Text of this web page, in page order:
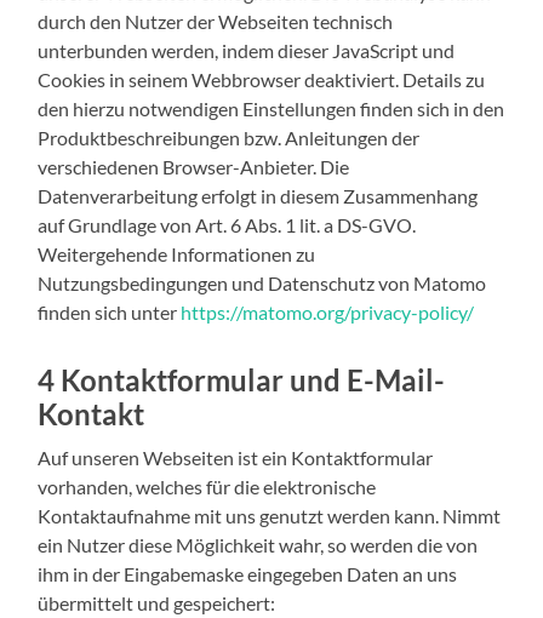
durch den Nutzer der Webseiten technisch
unterbunden werden, indem dieser JavaScript und
Cookies in seinem Webbrowser deaktiviert. Details zu
den hierzu notwendigen Einstellungen finden sich in den
Produktbeschreibungen bzw. Anleitungen der
verschiedenen Browser-Anbieter. Die
Datenverarbeitung erfolgt in diesem Zusammenhang
auf Grundlage von Art. 6 Abs. 1 lit. a DS-GVO.
Weitergehende Informationen zu
Nutzungsbedingungen und Datenschutz von Matomo
finden sich unter https://matomo.org/privacy-policy/
4 Kontaktformular und E-Mail-
Kontakt
Auf unseren Webseiten ist ein Kontaktformular
vorhanden, welches für die elektronische
Kontaktaufnahme mit uns genutzt werden kann. Nimmt
ein Nutzer diese Möglichkeit wahr, so werden die von
ihm in der Eingabemaske eingegeben Daten an uns
übermittelt und gespeichert: